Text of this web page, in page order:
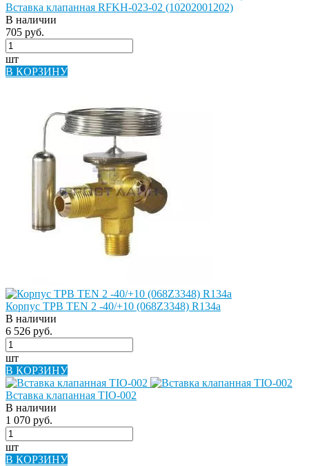
Вставка клапанная RFKH-023-02 (10202001202)
В наличии
705 руб.
шт
В КОРЗИНУ
Корпус ТРВ TEN 2 -40/+10 (068Z3348) R134a
В наличии
6 526 руб.
шт
В КОРЗИНУ
Вставка клапанная TIO-002
В наличии
1 070 руб.
шт
В КОРЗИНУ